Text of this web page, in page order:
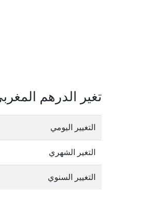
تغير الدرهم
التغيير اليومي
التغير الشهري
التغيير السنوي